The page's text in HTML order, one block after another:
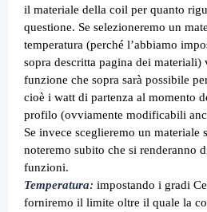
il materiale della coil per quanto
questione. Se selezioneremo un
temperatura (perché l’abbiamo
sopra descritta pagina dei materiali)
funzione che sopra sarà possibile
cioè i watt di partenza al momento
profilo (ovviamente modificabili
Se invece sceglieremo un materiale
noteremo subito che si renderanno
funzioni.
Temperatura: impostando i gradi
forniremo il limite oltre il quale la